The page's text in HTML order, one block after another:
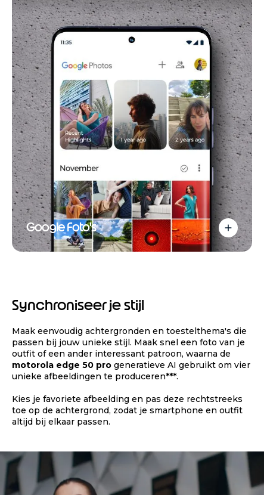
Google Foto's
Synchroniseer je stijl
Maak eenvoudig achtergronden en toestelthema's die
passen bij jouw unieke stijl. Maak snel een foto van je
outfit of een ander interessant patroon, waarna de
motorola edge 50 pro generatieve AI gebruikt om vier
unieke afbeeldingen te produceren***.
Kies je favoriete afbeelding en pas deze rechtstreeks
toe op de achtergrond, zodat je smartphone en outfit
altijd bij elkaar passen.